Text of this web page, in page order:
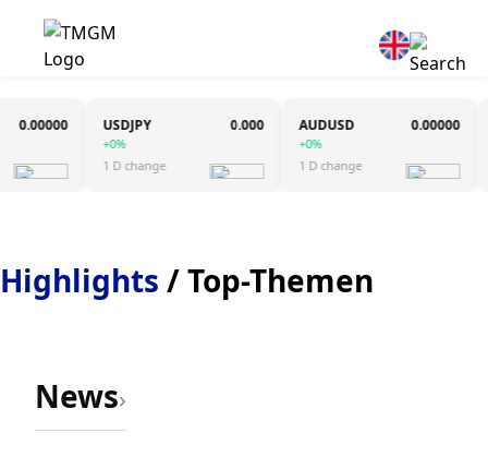
USDJPY
+0%
1 D change
0.000 AUDUSD
+0%
1 D change
0.00000
Highlights / Top-Themen
News›